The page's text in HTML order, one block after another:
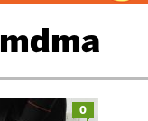
mdma
0